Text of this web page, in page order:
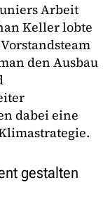
Arbeit
Keller lobte
den Ausbau
dabei eine
gestalten